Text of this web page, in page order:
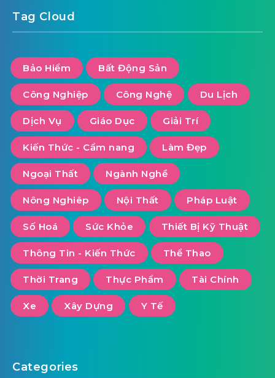
Tag Cloud
Bảo Hiểm Bất Động Sản
Công Nghiệp Công Nghệ Du Lịch
Dịch Vụ Giáo Dục Giải Trí
Kiến Thức - Cẩm nang Làm Đẹp
Ngoại Thất Ngành Nghề
Nông Nghiêp Nội Thất Pháp Luật
Số Hoá Sức Khỏe Thiết Bị Kỹ Thuật
Thông Tin - Kiến Thức Thể Thao
Thời Trang Thực Phẩm Tài Chính
Xe Xây Dựng Y Tế
Categories